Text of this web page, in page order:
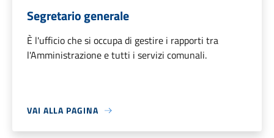
Segretario generale
È l'ufficio che si occupa di gestire i rapporti tra
l'Amministrazione e tutti i servizi comunali.
VAI ALLA PAGINA